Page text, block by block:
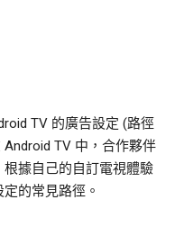
TV 的廣告設定 (路徑
TV 中，合作夥伴
據自己的自訂電視體驗
的常見路徑。